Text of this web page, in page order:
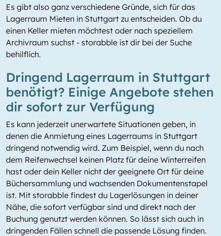
Es gibt also ganz verschiedene Gründe, sich für das
Lagerraum Mieten in Stuttgart zu entscheiden. Ob du
einen Keller mieten möchtest oder nach speziellem
Archivraum suchst - storabble ist dir bei der Suche
behilflich.
Dringend Lagerraum in Stuttgart
benötigt? Einige Angebote stehen
dir sofort zur Verfügung
Es kann jederzeit unerwartete Situationen geben, in
denen die Anmietung eines Lagerraums in Stuttgart
dringend notwendig wird. Zum Beispiel, wenn du nach
dem Reifenwechsel keinen Platz für deine Winterreifen
hast oder dein Keller nicht der geeignete Ort für deine
Büchersammlung und wachsenden Dokumentenstapel
ist. Mit storabble findest du Lagerlösungen in deiner
Nähe, die sofort verfügbar sind und direkt nach der
Buchung genutzt werden können. So lässt sich auch in
dringenden Fällen schnell die passende Lösung finden.